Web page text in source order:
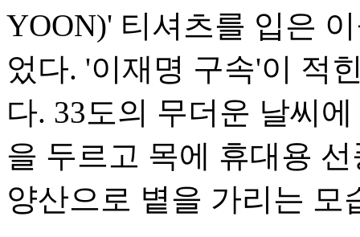
YOON)' 티셔츠를 입은
었다. '이재명 구속'이 적
다. 33도의 무더운 날씨
을 두르고 목에 휴대용
양산으로 볕을 가리는 모